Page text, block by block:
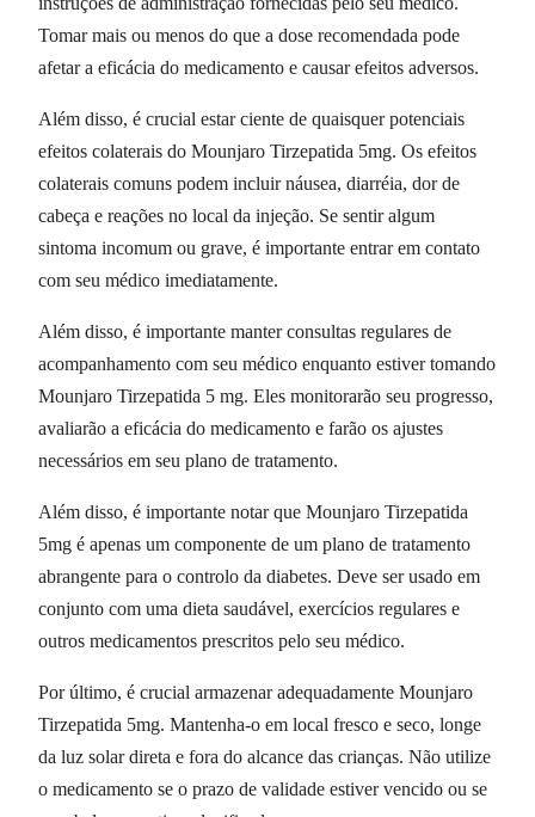
Tomar mais ou menos do que a dose recomendada pode
afetar a eficácia do medicamento e causar efeitos adversos.
Além disso, é crucial estar ciente de quaisquer potenciais
efeitos colaterais do Mounjaro Tirzepatida 5mg. Os efeitos
colaterais comuns podem incluir náusea, diarréia, dor de
cabeça e reações no local da injeção. Se sentir algum
sintoma incomum ou grave, é importante entrar em contato
com seu médico imediatamente.
Além disso, é importante manter consultas regulares de
acompanhamento com seu médico enquanto estiver tomando
Mounjaro Tirzepatida 5 mg. Eles monitorarão seu progresso,
avaliarão a eficácia do medicamento e farão os ajustes
necessários em seu plano de tratamento.
Além disso, é importante notar que Mounjaro Tirzepatida
5mg é apenas um componente de um plano de tratamento
abrangente para o controlo da diabetes. Deve ser usado em
conjunto com uma dieta saudável, exercícios regulares e
outros medicamentos prescritos pelo seu médico.
Por último, é crucial armazenar adequadamente Mounjaro
Tirzepatida 5mg. Mantenha-o em local fresco e seco, longe
da luz solar direta e fora do alcance das crianças. Não utilize
o medicamento se o prazo de validade estiver vencido ou se